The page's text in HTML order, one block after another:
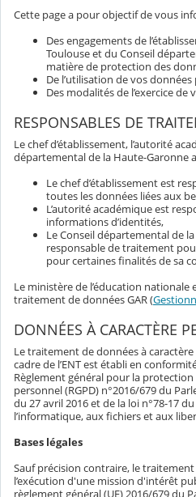
Cette page a pour objectif de vous
Des engagements de
Toulouse et du Conseil
matière de protection des
De l’utilisation de vos
Des modalités de l’exercice de
RESPONSABLES DE
Le chef d’établissement, l’autorité
départemental de la Haute-Garonne
Le chef d’établissement est
toutes les données liées aux
L’autorité académique est
informations d’identités,
Le Conseil départemental de
responsable de traitement
pour certaines finalités de sa
Le ministère de l’éducation
traitement de données GAR (
DONNÉES À CARACTÈRE
Le traitement de données à
cadre de l’ENT est établi en
Règlement général pour la
personnel (RGPD) n°2016/679 du
du 27 avril 2016 et de la loi n°78-17
l’informatique, aux fichiers et aux
Bases légales
Sauf précision contraire, le
l’exécution d'une mission d'intérêt
règlement général (UE) 2016/679 du